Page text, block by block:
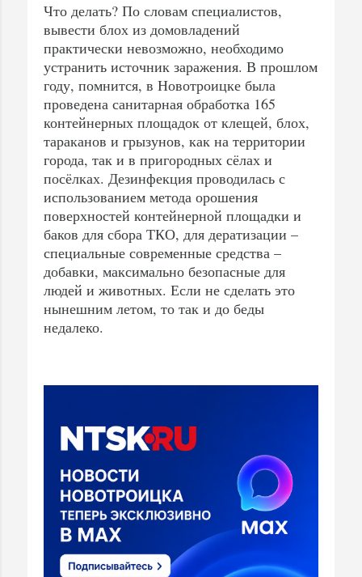
Что делать? По словам специалистов,
вывести блох из домовладений
практически невозможно, необходимо
устранить источник заражения. В прошлом
году, помнится, в Новотроицке была
проведена санитарная обработка 165
контейнерных площадок от клещей, блох,
тараканов и грызунов, как на территории
города, так и в пригородных сёлах и
посёлках. Дезинфекция проводилась с
использованием метода орошения
поверхностей контейнерной площадки и
баков для сбора ТКО, для дератизации –
специальные современные средства –
добавки, максимально безопасные для
людей и животных. Если не сделать это
нынешним летом, то так и до беды
недалеко.